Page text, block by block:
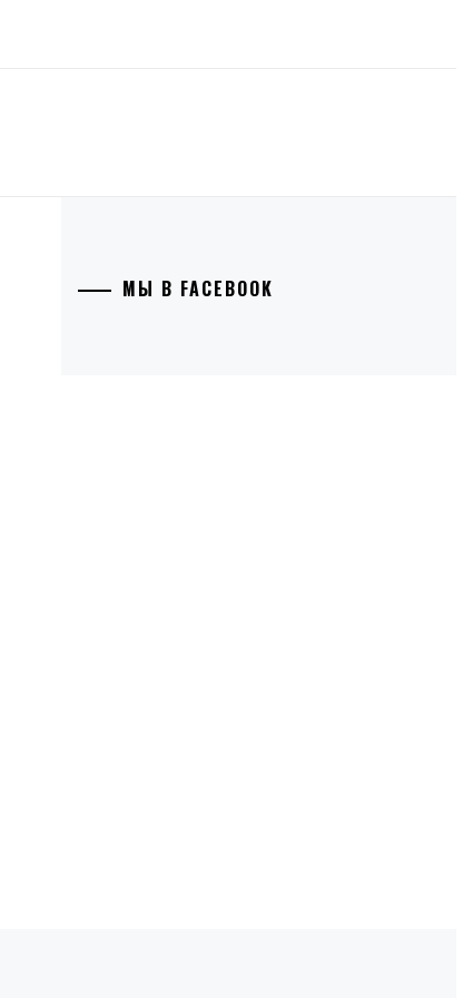
МЫ В FACEBOOK